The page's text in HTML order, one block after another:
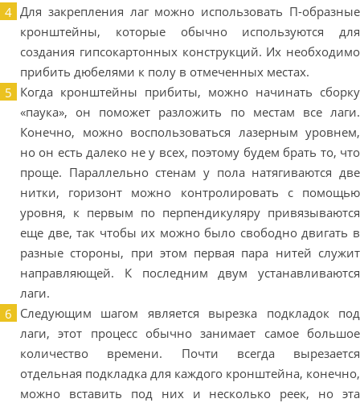
Для закрепления лаг можно использовать П-образные
кронштейны, которые обычно используются для
создания гипсокартонных конструкций. Их необходимо
прибить дюбелями к полу в отмеченных местах.
Когда кронштейны прибиты, можно начинать сборку
«паука», он поможет разложить по местам все лаги.
Конечно, можно воспользоваться лазерным уровнем,
но он есть далеко не у всех, поэтому будем брать то, что
проще. Параллельно стенам у пола натягиваются две
нитки, горизонт можно контролировать с помощью
уровня, к первым по перпендикуляру привязываются
еще две, так чтобы их можно было свободно двигать в
разные стороны, при этом первая пара нитей служит
направляющей. К последним двум устанавливаются
лаги.
Следующим шагом является вырезка подкладок под
лаги, этот процесс обычно занимает самое большое
количество времени. Почти всегда вырезается
отдельная подкладка для каждого кронштейна, конечно,
можно вставить под них и несколько реек, но эта